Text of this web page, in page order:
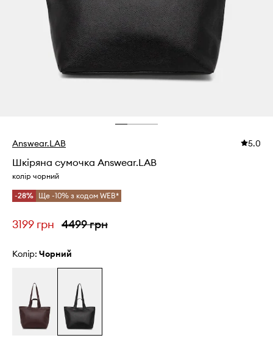
Answear.LAB 5.0
Шкіряна сумочка Answear.LAB
колір чорний
-28% Ще -10% з кодом WEB*
3199 грн 4499 грн
Колір: чорний